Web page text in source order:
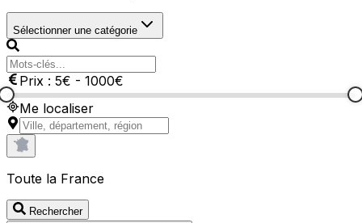
Sélectionner une catégorie
Prix : 5€ - 1000€
Me localiser
Toute la France
Rechercher